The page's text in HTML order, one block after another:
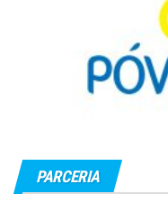
PARCERIA